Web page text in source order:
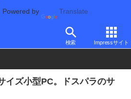
Powered by Translate
検索 Impressサイト
ット/スマートフォン NUC/小型パソコ
イズ小型PC。ドスパラのサ